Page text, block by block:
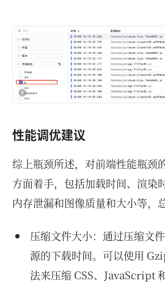
性能调优建议
综上瓶颈所述，对前端性能瓶颈
方面着手，包括加载时间、渲染
内存泄漏和图像质量和大小等，
压缩文件大小：通过压缩文
源的下载时间。可以使用
法来压缩 CSS、JavaScript